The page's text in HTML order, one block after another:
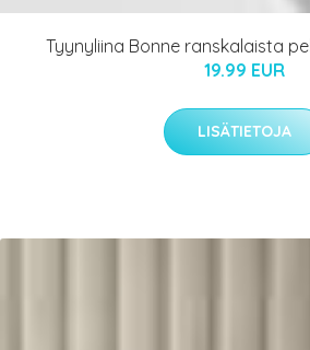
Tyynyliina Bonne ranskalaista
19.99 EUR
LISÄTIETOJA